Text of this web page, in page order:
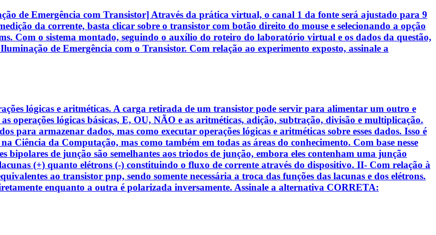
de Emergência com Transistor] Através da prática virtual, o canal 1 da fonte será ajustado para 9
da corrente, basta clicar sobre o transistor com botão direito do mouse e selecionando a opção
Com o sistema montado, seguindo o auxílio do roteiro do laboratório virtual e os dados da questão,
de Emergência com o Transistor. Com relação ao experimento exposto, assinale a
lógicas e aritméticas. A carga retirada de um transistor pode servir para alimentar um outro e
operações lógicas básicas, E, OU, NÃO e as aritméticas, adição, subtração, divisão e multiplicação.
para armazenar dados, mas como executar operações lógicas e aritméticas sobre esses dados. Isso é
Ciência da Computação, mas como também em todas as áreas do conhecimento. Com base nesse
bipolares de junção são semelhantes aos triodos de junção, embora eles contenham uma junção
(+) quanto elétrons (-) constituindo o fluxo de corrente através do dispositivo. II- Com relação à
ao transistor pnp, sendo somente necessária a troca das funções das lacunas e dos elétrons.
enquanto a outra é polarizada inversamente. Assinale a alternativa CORRETA: